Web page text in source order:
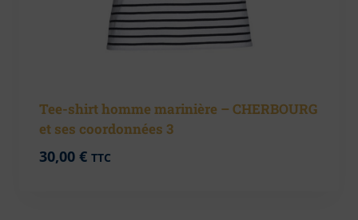
Tee-shirt homme marinière – CHERBOURG
et ses coordonnées 3
30,00 € TTC